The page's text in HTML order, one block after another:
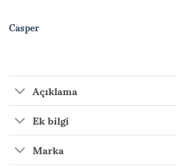
Casper
Açıklama
Ek bilgi
Marka